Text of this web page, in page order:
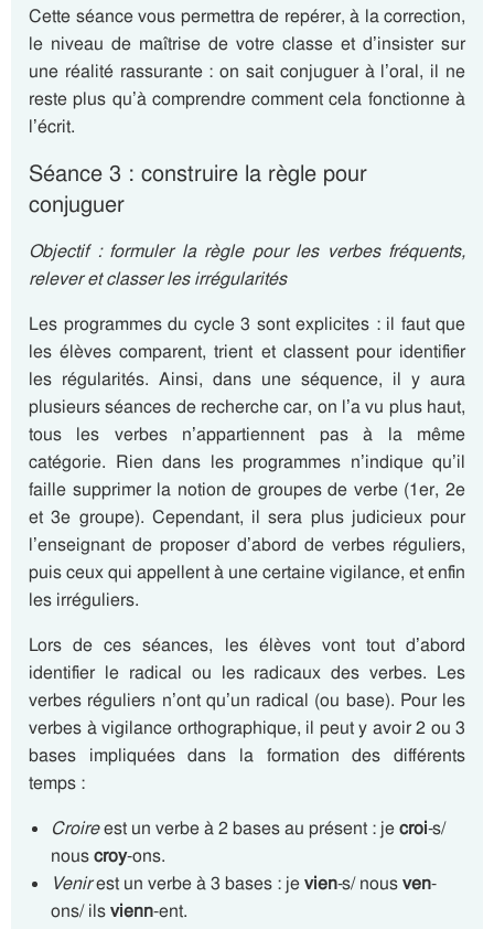
Cette séance vous permettra de repérer, à la correction,
le niveau de maîtrise de votre classe et d’insister sur
une réalité rassurante : on sait conjuguer à l’oral, il ne
reste plus qu’à comprendre comment cela fonctionne à
l’écrit.
Séance 3 : construire la règle pour
conjuguer
Objectif : formuler la règle pour les verbes fréquents,
relever et classer les irrégularités
Les programmes du cycle 3 sont explicites : il faut que
les élèves comparent, trient et classent pour identifier
les régularités. Ainsi, dans une séquence, il y aura
plusieurs séances de recherche car, on l’a vu plus haut,
tous les verbes n’appartiennent pas à la même
catégorie. Rien dans les programmes n’indique qu’il
faille supprimer la notion de groupes de verbe (1er, 2e
et 3e groupe). Cependant, il sera plus judicieux pour
l’enseignant de proposer d’abord de verbes réguliers,
puis ceux qui appellent à une certaine vigilance, et enfin
les irréguliers.
Lors de ces séances, les élèves vont tout d’abord
identifier le radical ou les radicaux des verbes. Les
verbes réguliers n’ont qu’un radical (ou base). Pour les
verbes à vigilance orthographique, il peut y avoir 2 ou 3
bases impliquées dans la formation des différents
temps :
Croireest un verbe à 2 bases au présent : jecroi-s/
nouscroy-ons.
Venirest un verbe à 3 bases : jevien-s/ nousven-
ons/ ilsvienn-ent.